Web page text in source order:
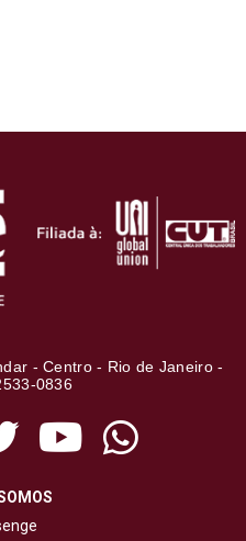
- Centro - Rio de Janeiro -
0836